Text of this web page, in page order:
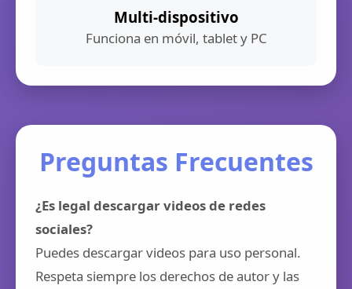
Multi-dispositivo
Funciona en móvil, tablet y PC
Preguntas Frecuentes
¿Es legal descargar videos de redes
sociales?
Puedes descargar videos para uso personal.
Respeta siempre los derechos de autor y las